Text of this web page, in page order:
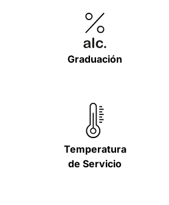
Graduación
Temperatura
de Servicio